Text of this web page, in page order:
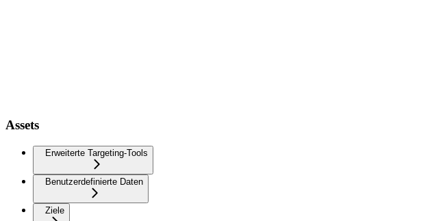
Assets
Erweiterte Targeting-Tools
Benutzerdefinierte Daten
Ziele